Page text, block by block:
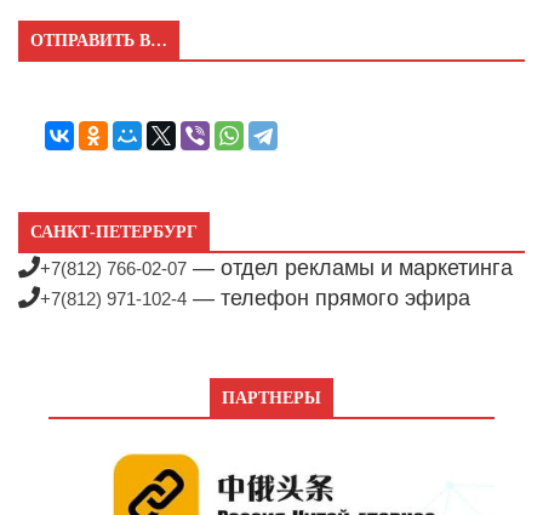
ОТПРАВИТЬ В…
САНКТ-ПЕТЕРБУРГ
+7(812) 766-02-07 — отдел рекламы и маркетинга
+7(812) 971-102-4 — телефон прямого эфира
ПАРТНЕРЫ